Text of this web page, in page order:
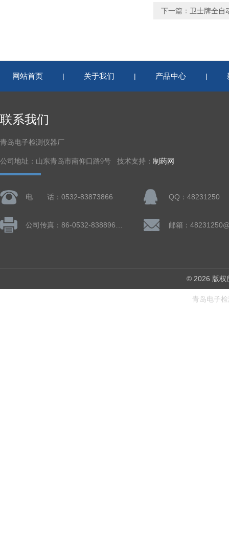
下一篇： 卫士牌全自
网站首页 | 关于我们 | 产品中心 |
联系我们
青岛电子检测仪器厂
公司地址：山东青岛市南仰口路9号 技术支持： 制药网
电 话：0532-83873866 QQ：48231250
邮箱：
© 2026 版
青岛电子